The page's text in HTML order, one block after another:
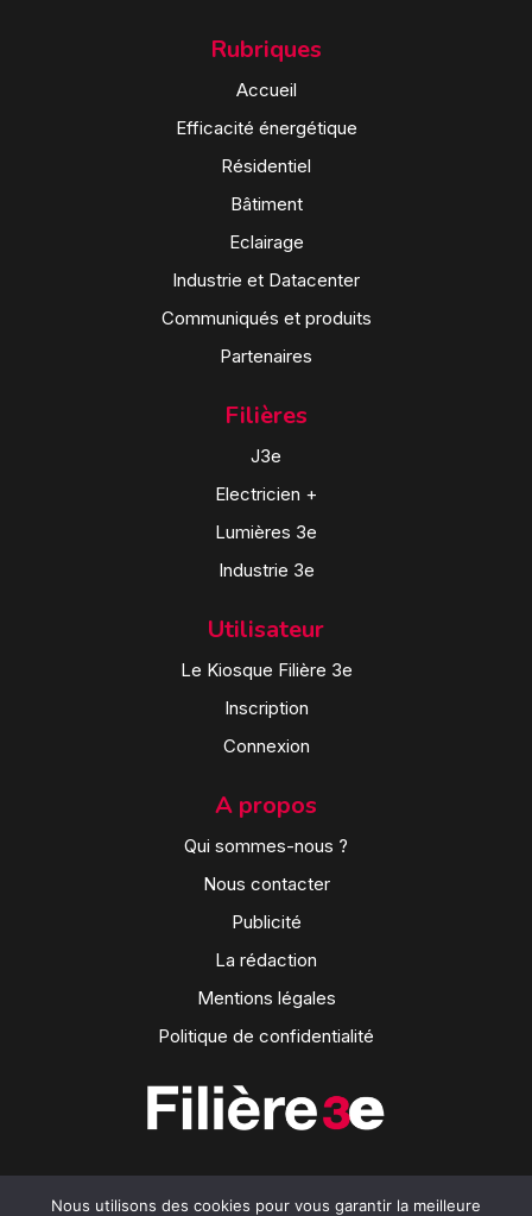
Rubriques
Accueil
Efficacité énergétique
Résidentiel
Bâtiment
Eclairage
Industrie et Datacenter
Communiqués et produits
Partenaires
Filières
J3e
Electricien +
Lumières 3e
Industrie 3e
Utilisateur
Le Kiosque Filière 3e
Inscription
Connexion
A propos
Qui sommes-nous ?
Nous contacter
Publicité
La rédaction
Mentions légales
Politique de confidentialité
Nous utilisons des cookies pour vous garantir la meilleure